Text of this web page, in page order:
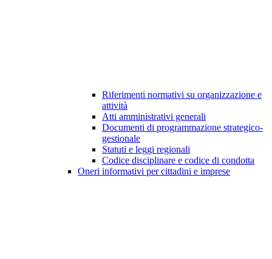
Riferimenti normativi su organizzazione e
attività
Atti amministrativi generali
Documenti di programmazione strategico-
gestionale
Statuti e leggi regionali
Codice disciplinare e codice di condotta
Oneri informativi per cittadini e imprese